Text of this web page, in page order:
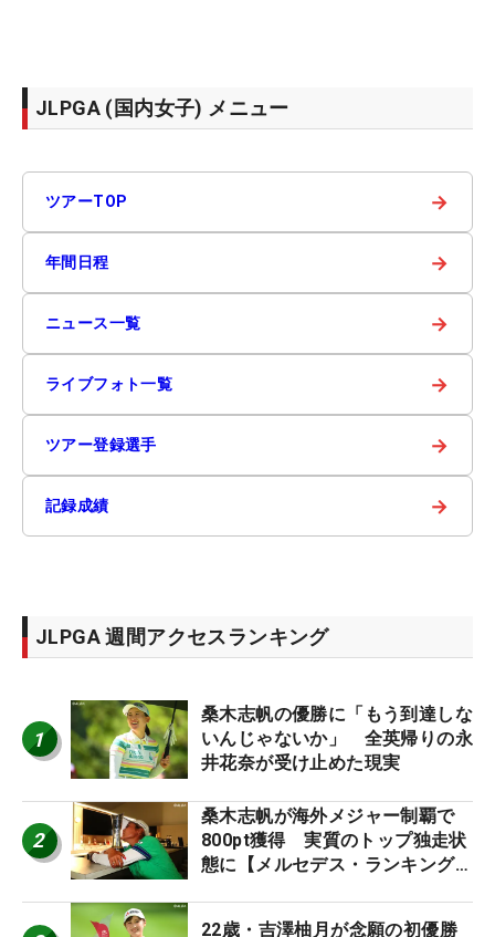
JLPGA (国内女子) メニュー
ツアーTOP →
年間日程 →
ニュース一覧 →
ライブフォト一覧 →
ツアー登録選手 →
記録成績 →
JLPGA 週間アクセスランキング
1
桑木志帆の優勝に「もう到達しな
いんじゃないか」 全英帰りの永
井花奈が受け止めた現実
2
桑木志帆が海外メジャー制覇で
800pt獲得 実質のトップ独走状
態に【メルセデス・ランキング番
22歳・吉澤柚月が念願の初優勝